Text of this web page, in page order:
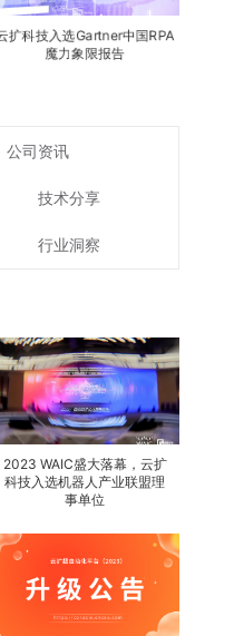
扩科技入选Gartner中国RPA
魔力象限报告
公司资讯
技术分享
行业洞察
2023 WAIC盛大落幕，云扩
科技入选机器人产业联盟理
事单位